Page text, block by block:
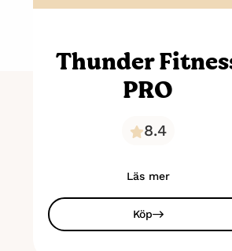
Thunder
PRO
8.4
Läs mer
Köp